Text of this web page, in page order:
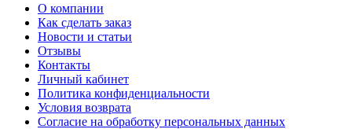
О компании
Как сделать заказ
Новости и статьи
Отзывы
Контакты
Личный кабинет
Политика конфиденциальности
Условия возврата
Согласие на обработку персональных данных